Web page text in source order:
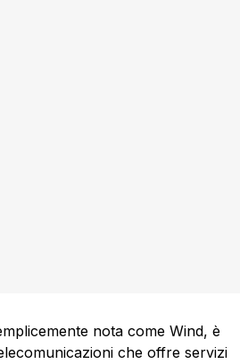
nota come Wind, è
che offre servizi